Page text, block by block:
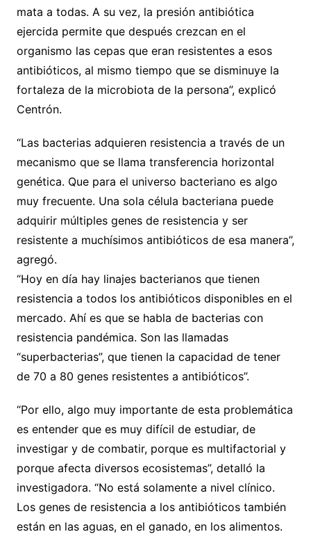
mata a todas. A su vez, la presión antibiótica
ejercida permite que después crezcan en el
organismo las cepas que eran resistentes a esos
antibióticos, al mismo tiempo que se disminuye la
fortaleza de la microbiota de la persona”, explicó
Centrón.
“Las bacterias adquieren resistencia a través de un
mecanismo que se llama transferencia horizontal
genética. Que para el universo bacteriano es algo
muy frecuente. Una sola célula bacteriana puede
adquirir múltiples genes de resistencia y ser
resistente a muchísimos antibióticos de esa manera”,
agregó.
“Hoy en día hay linajes bacterianos que tienen
resistencia a todos los antibióticos disponibles en el
mercado. Ahí es que se habla de bacterias con
resistencia pandémica. Son las llamadas
“superbacterias”, que tienen la capacidad de tener
de 70 a 80 genes resistentes a antibióticos”.
“Por ello, algo muy importante de esta problemática
es entender que es muy difícil de estudiar, de
investigar y de combatir, porque es multifactorial y
porque afecta diversos ecosistemas”, detalló la
investigadora. “No está solamente a nivel clínico.
Los genes de resistencia a los antibióticos también
están en las aguas, en el ganado, en los alimentos.